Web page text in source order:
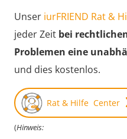
Unser iurFRIEND Rat &
jeder Zeit bei
Problemen eine
und dies kostenlos.
Rat & Hilfe Center
(Hinweis: